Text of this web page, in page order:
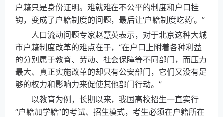
户籍只是身份证明。难就难在不公平的制度和户口挂
钩，变成了户籍制度的问题，最后让‘户籍制度吃药’。”
人口流动问题专家赵慧英表示，对于北京这种大城
市户籍制度改革的难点在于，“在户口上附着各种利益
的分别属于教育、劳动、社会保障等不同部门，而压力
最大、真正实施改革的却只有公安部门，它们又没有足
够的权力和影响力来促使其他部门行动。”
以教育为例，长期以来，我国高校招生一直实行
“户籍加学籍”的考试、招生模式，考生必须在户籍所在